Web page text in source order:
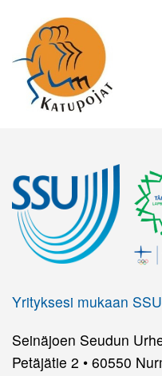
Yrityksesi mukaan
Seinäjoen Seudun
Petäjätie 2 • 60550